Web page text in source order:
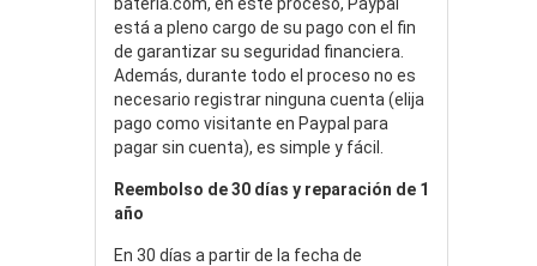
está a pleno cargo de su pago con el fin
de garantizar su seguridad financiera.
Además, durante todo el proceso no es
necesario registrar ninguna cuenta (elija
pago como visitante en Paypal para
pagar sin cuenta), es simple y fácil.
Reembolso de 30 días y reparación de 1
año
En 30 días a partir de la fecha de